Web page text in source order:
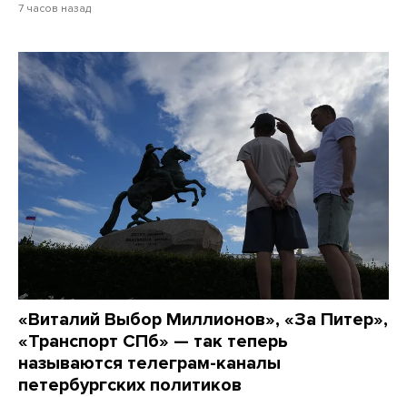
7 часов назад
«Виталий Выбор Миллионов», «За Питер»,
«Транспорт СПб» — так теперь
называются телеграм-каналы
петербургских политиков